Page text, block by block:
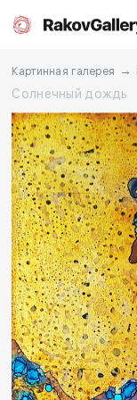
Москва
RU EN CN
Каталог
О нас
События
Картинная галерея →
Солнечный дождь